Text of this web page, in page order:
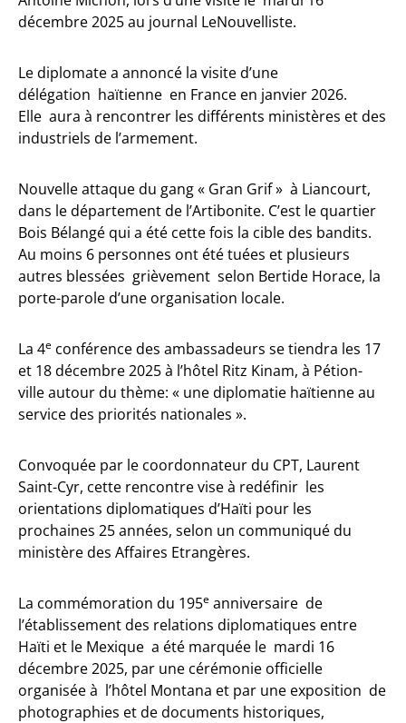
décembre 2025 au journal LeNouvelliste.
Le diplomate a annoncé la visite d’une
délégation haïtienne en France en janvier 2026.
Elle aura à rencontrer les différents ministères et des
industriels de l’armement.
Nouvelle attaque du gang « Gran Grif » à Liancourt,
dans le département de l’Artibonite. C’est le quartier
Bois Bélangé qui a été cette fois la cible des bandits.
Au moins 6 personnes ont été tuées et plusieurs
autres blessées grièvement selon Bertide Horace, la
porte-parole d’une organisation locale.
La 4e conférence des ambassadeurs se tiendra les 17
et 18 décembre 2025 à l’hôtel Ritz Kinam, à Pétion-
ville autour du thème: « une diplomatie haïtienne au
service des priorités nationales ».
Convoquée par le coordonnateur du CPT, Laurent
Saint-Cyr, cette rencontre vise à redéfinir les
orientations diplomatiques d’Haïti pour les
prochaines 25 années, selon un communiqué du
ministère des Affaires Etrangères.
La commémoration du 195e anniversaire de
l’établissement des relations diplomatiques entre
Haïti et le Mexique a été marquée le mardi 16
décembre 2025, par une cérémonie officielle
organisée à l’hôtel Montana et par une exposition de
photographies et de documents historiques,